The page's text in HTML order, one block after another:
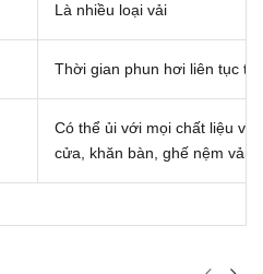
Là nhiều loại vải
Thời gian phun hơi liên tục
Có thể ủi với mọi chất liệu
cửa, khăn bàn, ghế nệm vải